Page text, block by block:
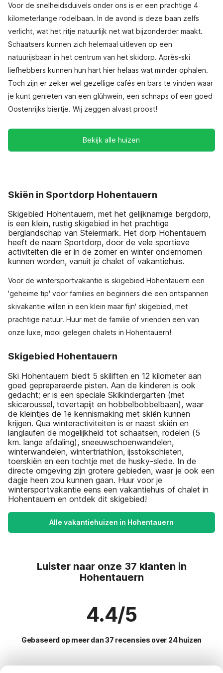
Voor de snelheidsduivels onder ons is er een prachtige 4
kilometerlange rodelbaan. In de avond is deze baan zelfs
verlicht, wat het ritje natuurlijk net wat bijzonderder maakt.
Schaatsers kunnen zich helemaal uitleven op een
natuurijsbaan in het centrum van het skidorp. Après-ski
liefhebbers kunnen hun hart hier helaas wat minder ophalen.
Toch zijn er zeker wel gezellige cafés en bars te vinden waar
je kunt genieten van een glühwein, een schnaps of een goed
Oostenrijks biertje. Wij zeggen alvast proost!
Bekijk alle huizen
Skiën in Sportdorp Hohentauern
Skigebied Hohentauern, met het gelijknamige bergdorp,
is een klein, rustig skigebied in het prachtige
berglandschap van Steiermark. Het dorp Hohentauern
heeft de naam Sportdorp, door de vele sportieve
activiteiten die er in de zomer en winter ondernomen
kunnen worden, vanuit je chalet of vakantiehuis.
Voor de wintersportvakantie is skigebied Hohentauern een
'geheime tip' voor families en beginners die een ontspannen
skivakantie willen in een klein maar fijn' skigebied, met
prachtige natuur. Huur met de familie of vrienden een van
onze luxe, mooi gelegen chalets in Hohentauern!
Skigebied Hohentauern
Ski Hohentauern biedt 5 skiliften en 12 kilometer aan
goed geprepareerde pisten. Aan de kinderen is ook
gedacht; er is een speciale Skikindergarten (met
skicaroussel, tovertapijt en hobbelbobbelbaan), waar
de kleintjes de 1e kennismaking met skiën kunnen
krijgen. Qua winteractiviteiten is er naast skiën en
langlaufen de mogelijkheid tot schaatsen, rodelen (5
km. lange afdaling), sneeuwschoenwandelen,
winterwandelen, wintertriathlon, ijsstokschieten,
toerskiën en een tochtje met de husky-slede. In de
directe omgeving zijn grotere gebieden, waar je ook een
dagje heen zou kunnen gaan. Huur voor je
wintersportvakantie eens een vakantiehuis of chalet in
Hohentauern en ontdek dit skigebied!
Alle vakantiehuizen in Hohentauern
Luister naar onze 37 klanten in
Hohentauern
4.4/5
Gebaseerd op meer dan 37 recensies over 24 huizen